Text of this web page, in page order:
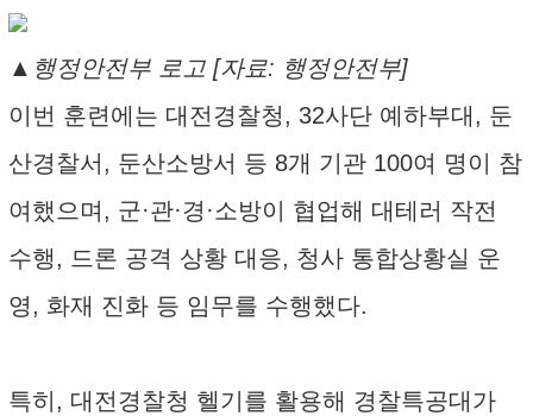
▲행정안전부 로고 [자료: 행정안전부]
이번 훈련에는 대전경찰청, 32사단 예하부대, 둔
산경찰서, 둔산소방서 등 8개 기관 100여 명이 참
여했으며, 군·관·경·소방이 협업해 대테러 작전
수행, 드론 공격 상황 대응, 청사 통합상황실 운
영, 화재 진화 등 임무를 수행했다.
특히, 대전경찰청 헬기를 활용해 경찰특공대가